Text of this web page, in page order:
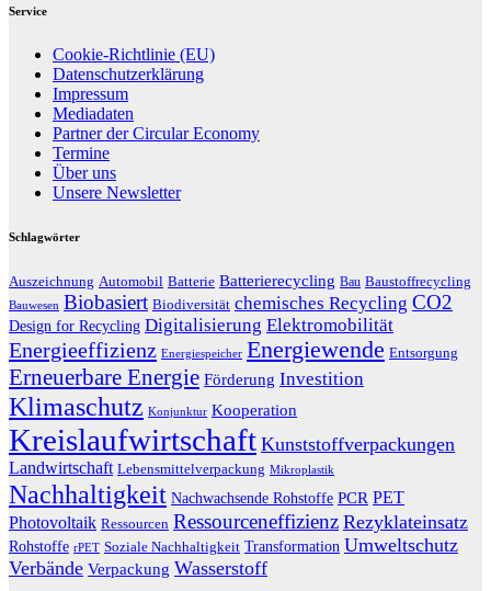
Service
Cookie-Richtlinie (EU)
Datenschutzerklärung
Impressum
Mediadaten
Partner der Circular Economy
Termine
Über uns
Unsere Newsletter
Schlagwörter
Auszeichnung Automobil Batterie Batterierecycling Bau Baustoffrecycling
Bauwesen Biobasiert Biodiversität chemisches Recycling CO2
Design for Recycling Digitalisierung Elektromobilität
Energieeffizienz Energiespeicher Energiewende Entsorgung
Erneuerbare Energie Förderung Investition
Klimaschutz Konjunktur Kooperation
Kreislaufwirtschaft Kunststoffverpackungen
Landwirtschaft Lebensmittelverpackung Mikroplastik
Nachhaltigkeit Nachwachsende Rohstoffe PCR PET
Photovoltaik Ressourcen Ressourceneffizienz Rezyklateinsatz
Rohstoffe rPET Soziale Nachhaltigkeit Transformation Umweltschutz
Verbände Verpackung Wasserstoff